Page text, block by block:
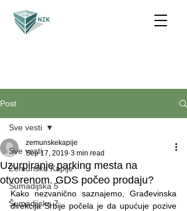
Post
Sve vesti
Zemunske Kapije
Šumadijska 5
Šumadijska 7
Sve vesti
Uzurpiranje parking mesta na
otvorenom. GDS počeo prodaju?
zemunskekapije
Sep 17, 2019 3 min read
Kako nezvanično saznajemo, Građevinska
direkcija Srbije počela je da upućuje pozive